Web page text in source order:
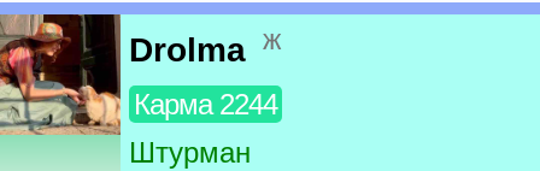
Drolma ж
Карма 2244
Штурман